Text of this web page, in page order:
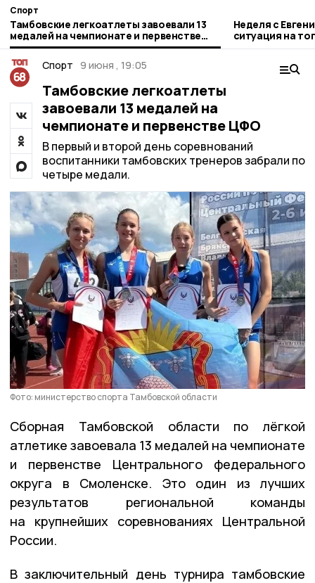
Спорт
Тамбовские легкоатлеты завоевали 13
медалей на чемпионате и первенстве
ЦФО
Неделя с
ситуация на
городе и
Спорт 9 июня , 19:05
Тамбовские легкоатлеты
завоевали 13 медалей на
чемпионате и первенстве ЦФО
В первый и второй день соревнований
воспитанники тамбовских тренеров забрали по
четыре медали.
Фото: министерство спорта Тамбовской области
Сборная Тамбовской области по лёгкой
атлетике завоевала 13 медалей на чемпионате
и первенстве Центрального федерального
округа в Смоленске. Это один из лучших
результатов региональной команды
на крупнейших соревнованиях Центральной
России.
В заключительный день турнира тамбовские